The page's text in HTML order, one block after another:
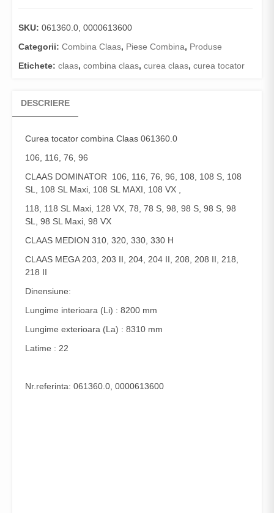
SKU: 061360.0, 0000613600
Categorii: Combina Claas, Piese Combina, Produse
Etichete: claas, combina claas, curea claas, curea tocator
DESCRIERE
Curea tocator combina Claas 061360.0
106, 116, 76, 96
CLAAS DOMINATOR 106, 116, 76, 96, 108, 108 S, 108
SL, 108 SL Maxi, 108 SL MAXI, 108 VX ,
118, 118 SL Maxi, 128 VX, 78, 78 S, 98, 98 S, 98 S, 98
SL, 98 SL Maxi, 98 VX
CLAAS MEDION 310, 320, 330, 330 H
CLAAS MEGA 203, 203 II, 204, 204 II, 208, 208 II, 218,
218 II
Dinensiune:
Lungime interioara (Li) : 8200 mm
Lungime exterioara (La) : 8310 mm
Latime : 22
Nr.referinta: 061360.0, 0000613600